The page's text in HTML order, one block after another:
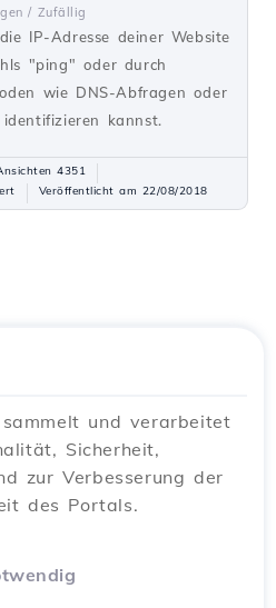
/ Zufällig
IP-Adresse deiner Website
"ping" oder durch
wie DNS-Abfragen oder
kannst.
4351
Veröffentlicht am 22/08/2018
und verarbeitet
Sicherheit,
zur Verbesserung der
des Portals.